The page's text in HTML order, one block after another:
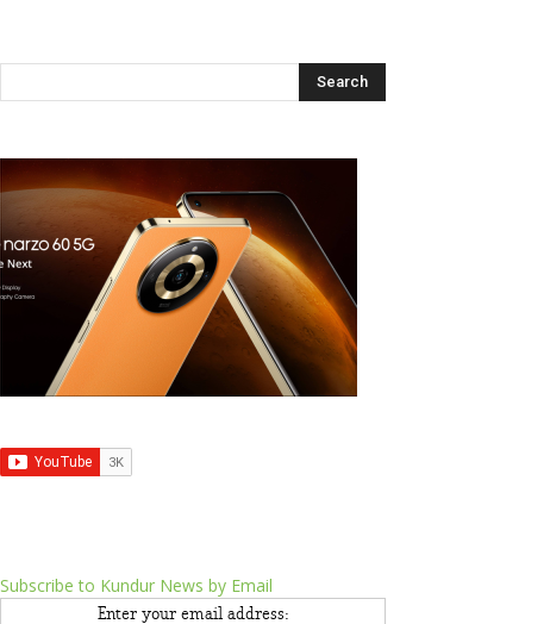
Subscribe to Kundur News by Email
Enter your email address: